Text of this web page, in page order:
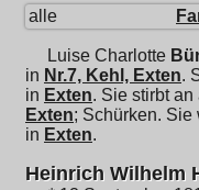
alle
Luise Charlotte
in Nr.7, Kehl, Exten.
in Exten. Sie stirbt an
Exten; Schürken. Sie
in Exten.
Heinrich Wilhelm